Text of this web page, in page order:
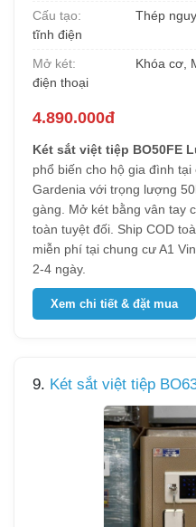
Cấu tạo:
Thép
tĩnh điện
Mở két:
Khóa cơ,
điện thoại
4.890.000đ
Két sắt việt tiệp BO50FE
phổ biến cho hộ gia đình tại
Gardenia với trọng lượng
gàng. Mở két bằng vân tay
toàn tuyệt đối. Ship COD
miễn phí tại chung cư A1
2-4 ngày.
Xem chi tiết & đặt mua
9. Két sắt việt tiệp